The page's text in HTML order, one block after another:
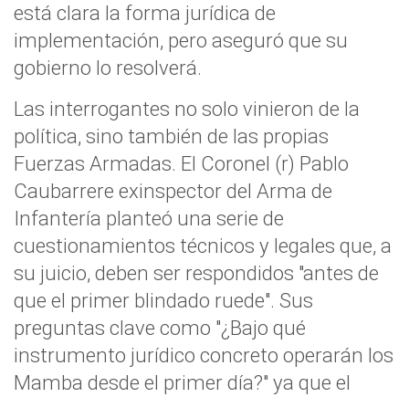
está clara la forma jurídica de
implementación, pero aseguró que su
gobierno lo resolverá.
Las interrogantes no solo vinieron de la
política, sino también de las propias
Fuerzas Armadas. El Coronel (r) Pablo
Caubarrere exinspector del Arma de
Infantería planteó una serie de
cuestionamientos técnicos y legales que, a
su juicio, deben ser respondidos "antes de
que el primer blindado ruede". Sus
preguntas clave como "¿Bajo qué
instrumento jurídico concreto operarán los
Mamba desde el primer día?" ya que el